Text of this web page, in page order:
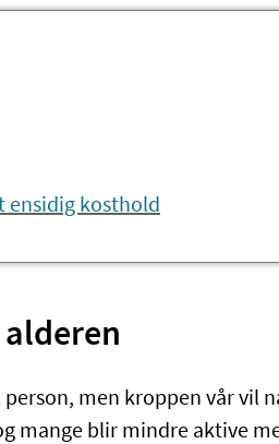
ensidig kosthold
men kroppen vår vil
mange blir mindre aktive